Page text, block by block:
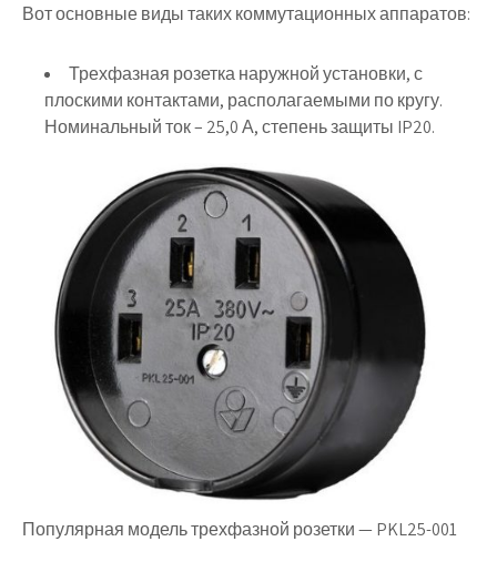
Вот основные виды таких коммутационных аппаратов:
Трехфазная розетка наружной установки, с
плоскими контактами, располагаемыми по кругу.
Номинальный ток – 25,0 А, степень защиты IP20.
Популярная модель трехфазной розетки — PKL25-001